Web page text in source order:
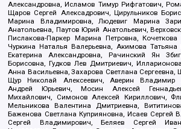
Александровна, Исламов Тимур Рифгатович,
Щаров Сергей Алексадрович, Цирульников
Марина Владимировна, Людевиг Марина
Анатольевна, Паутов Юрий Анатольевич,
Пислакова-Паркер Марина Петровна,
Чуркина Наталья Валерьевна, Акимова Татьяна
Екатерина Александровна, Рачинский Ян
Борисовна, Гудков Лев Дмитриевич,
Анна Васильевна, Захарова Светлана Сергеевна,
Щур Николай Алексеевич, Аверин Владимир
Андрей Юрьевич, Мосин Алексей
Михайлович, Симонов Алексей Кириллович,
Мельникова Валентина Дмитриевна,
Баженова Светлана Куприяновна, Исаев Сергей
Сергей Владимирович, Беляев Сергей